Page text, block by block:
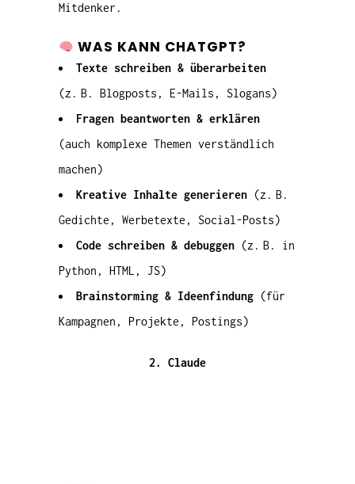
Mitdenker.
WAS KANN CHATGPT?
Texte schreiben & überarbeiten
(z. B. Blogposts, E-Mails, Slogans)
Fragen beantworten & erklären
(auch komplexe Themen verständlich
machen)
Kreative Inhalte generieren (z. B.
Gedichte, Werbetexte, Social-Posts)
Code schreiben & debuggen (z. B. in
Python, HTML, JS)
Brainstorming & Ideenfindung (für
Kampagnen, Projekte, Postings)
2. Claude